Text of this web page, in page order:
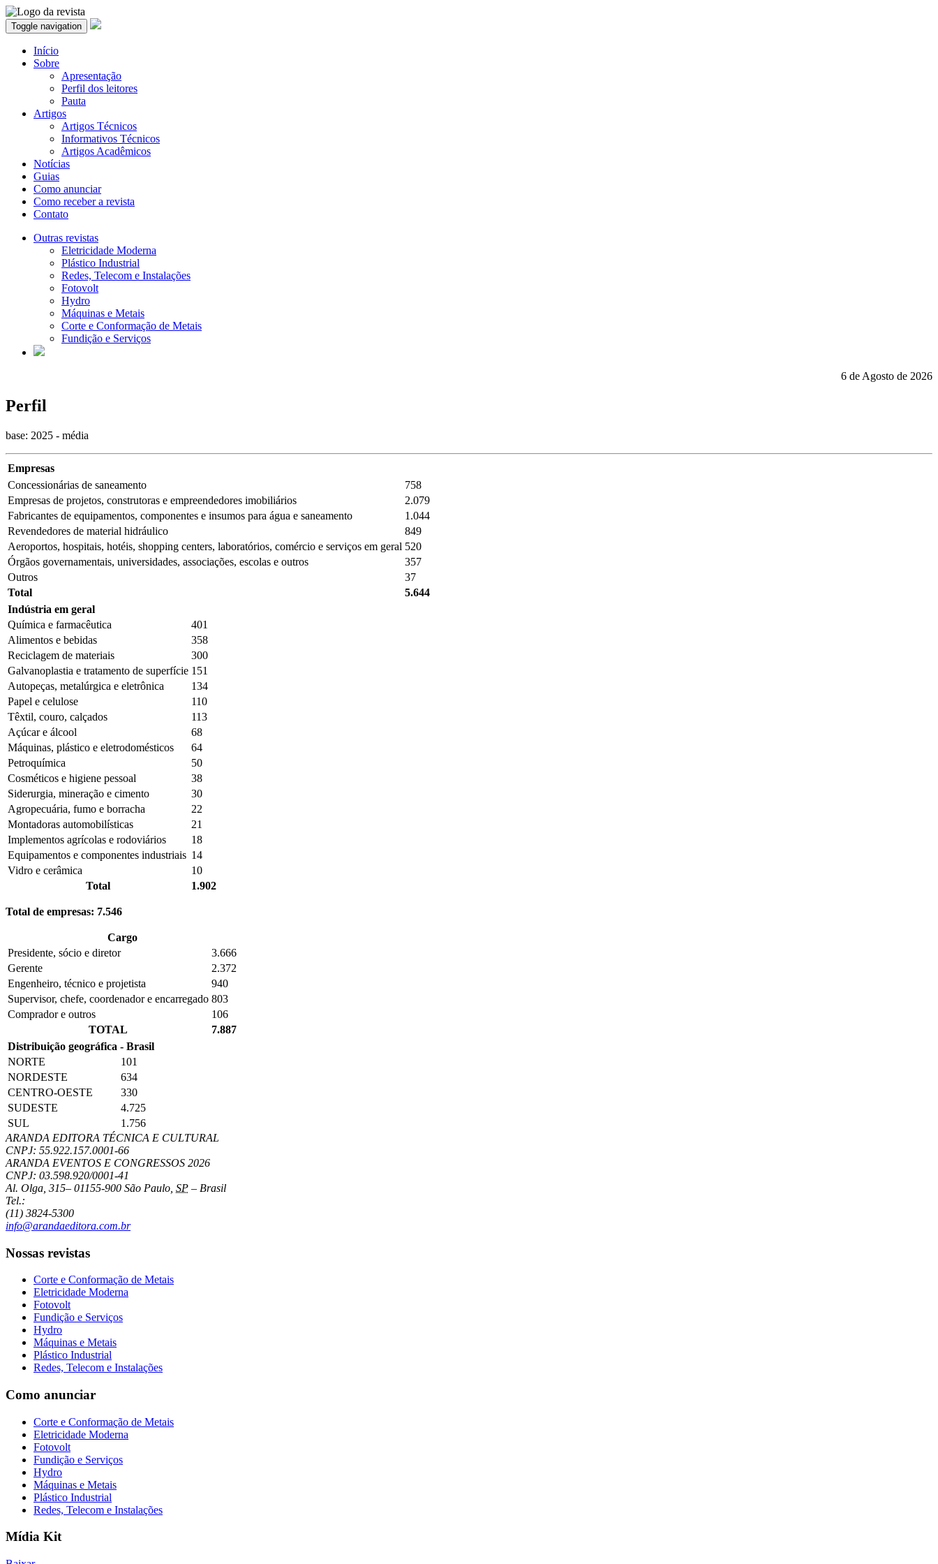
Toggle navigation
Início
Sobre
Apresentação
Perfil dos leitores
Pauta
Artigos
Artigos Técnicos
Informativos Técnicos
Artigos Acadêmicos
Notícias
Guias
Como anunciar
Como receber a revista
Contato
Outras revistas
Eletricidade Moderna
Plástico Industrial
Redes, Telecom e Instalações
Fotovolt
Hydro
Máquinas e Metais
Corte e Conformação de Metais
Fundição e Serviços
6 de Agosto de 2026
Perfil
base: 2025 - média
Empresas
Concessionárias de saneamento
758
Empresas de projetos, construtoras e empreendedores imobiliários
2.079
Fabricantes de equipamentos, componentes e insumos para água e saneamento
1.044
Revendedores de material hidráulico
849
Aeroportos, hospitais, hotéis, shopping centers, laboratórios, comércio e serviços em geral 520
Órgãos governamentais, universidades, associações, escolas e outros
357
Outros
37
Total
5.644
Indústria em geral
Química e farmacêutica
401
Alimentos e bebidas
358
Reciclagem de materiais
300
Galvanoplastia e tratamento de superfície 151
Autopeças, metalúrgica e eletrônica
134
Papel e celulose
110
Têxtil, couro, calçados
113
Açúcar e álcool
68
Máquinas, plástico e eletrodomésticos
64
Petroquímica
50
Cosméticos e higiene pessoal
38
Siderurgia, mineração e cimento
30
Agropecuária, fumo e borracha
22
Montadoras automobilísticas
21
Implementos agrícolas e rodoviários
18
Equipamentos e componentes industriais 14
Vidro e cerâmica
10
Total
1.902
Total de empresas: 7.546
Cargo
Presidente, sócio e diretor
3.666
Gerente
2.372
Engenheiro, técnico e projetista
940
Supervisor, chefe, coordenador e encarregado 803
Comprador e outros
106
TOTAL
7.887
Distribuição geográfica - Brasil
NORTE
101
NORDESTE
634
CENTRO-OESTE
330
SUDESTE
4.725
SUL
1.756
ARANDA EDITORA TÉCNICA E CULTURAL
CNPJ: 55.922.157.0001-66
ARANDA EVENTOS E CONGRESSOS 2026
CNPJ: 03.598.920/0001-41
Al. Olga, 315– 01155-900 São Paulo SP – Brasil
Tel.:
(11) 3824-5300
info@arandaeditora.com.br
Nossas revistas
Corte e Conformação de Metais
Eletricidade Moderna
Fotovolt
Fundição e Serviços
Hydro
Máquinas e Metais
Plástico Industrial
Redes, Telecom e Instalações
Como anunciar
Corte e Conformação de Metais
Eletricidade Moderna
Fotovolt
Fundição e Serviços
Hydro
Máquinas e Metais
Plástico Industrial
Redes, Telecom e Instalações
Mídia Kit